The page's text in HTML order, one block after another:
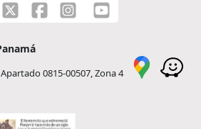
0815-00507, Zona 4